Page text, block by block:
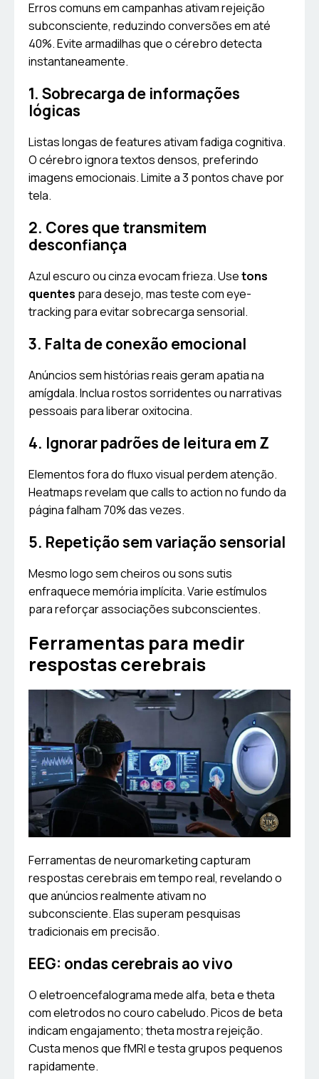
Erros comuns em campanhas ativam rejeição
subconsciente, reduzindo conversões em até
40%. Evite armadilhas que o cérebro detecta
instantaneamente.
1. Sobrecarga de informações
lógicas
Listas longas de features ativam fadiga cognitiva.
O cérebro ignora textos densos, preferindo
imagens emocionais. Limite a 3 pontos chave por
tela.
2. Cores que transmitem
desconfiança
Azul escuro ou cinza evocam frieza. Usetons
quentes para desejo, mas teste com eye-
tracking para evitar sobrecarga sensorial.
3. Falta de conexão emocional
Anúncios sem histórias reais geram apatia na
amígdala. Inclua rostos sorridentes ou narrativas
pessoais para liberar oxitocina.
4. Ignorar padrões de leitura em Z
Elementos fora do fluxo visual perdem atenção.
Heatmaps revelam que calls to action no fundo da
página falham 70% das vezes.
5. Repetição sem variação sensorial
Mesmo logo sem cheiros ou sons sutis
enfraquece memória implícita. Varie estímulos
para reforçar associações subconscientes.
Ferramentas para medir
respostas cerebrais
Ferramentas de neuromarketing capturam
respostas cerebrais em tempo real, revelando o
que anúncios realmente ativam no
subconsciente. Elas superam pesquisas
tradicionais em precisão.
EEG: ondas cerebrais ao vivo
O eletroencefalograma mede alfa, beta e theta
com eletrodos no couro cabeludo. Picos de beta
indicam engajamento; theta mostra rejeição.
Custa menos que fMRI e testa grupos pequenos
rapidamente.